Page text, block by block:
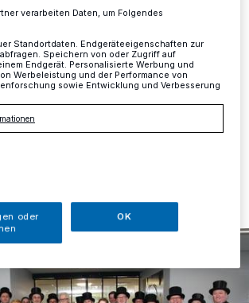
gelten als Glücksbringer. Mit
netten Geste warteten traditionell auch
die Schornsteinfeger aus dem
auf.
Uhr
verarbeiten Daten, um Folgendes
Standortdaten. Endgeräteeigenschaften zur
Speichern von oder Zugriff auf
Endgerät. Personalisierte Werbung und
Werbeleistung und der Performance von
sowie Entwicklung und Verbesserung
oder
OK